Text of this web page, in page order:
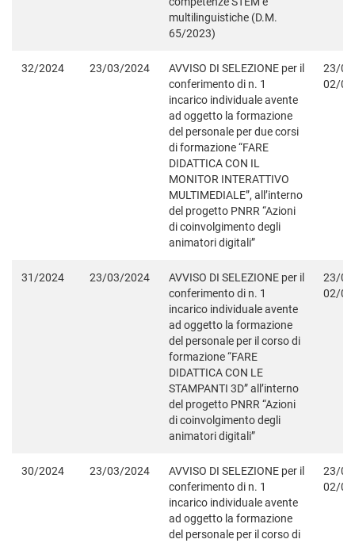
multilinguistiche (D.M.
65/2023)
32/2024 23/03/2024
AVVISO DI SELEZIONE per il
conferimento di n. 1
incarico individuale avente
ad oggetto la formazione
del personale per due corsi
di formazione “FARE
DIDATTICA CON IL
MONITOR INTERATTIVO
MULTIMEDIALE”, all’interno
del progetto PNRR “Azioni
di coinvolgimento degli
animatori digitali”
23/
02/
31/2024 23/03/2024
AVVISO DI SELEZIONE per il
conferimento di n. 1
incarico individuale avente
ad oggetto la formazione
del personale per il corso di
formazione “FARE
DIDATTICA CON LE
STAMPANTI 3D” all’interno
del progetto PNRR “Azioni
di coinvolgimento degli
animatori digitali”
23/
02/
30/2024 23/03/2024
AVVISO DI SELEZIONE per il
conferimento di n. 1
incarico individuale avente
ad oggetto la formazione
del personale per il corso di
23/
02/